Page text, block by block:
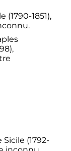
(1790-1851),
(1792-